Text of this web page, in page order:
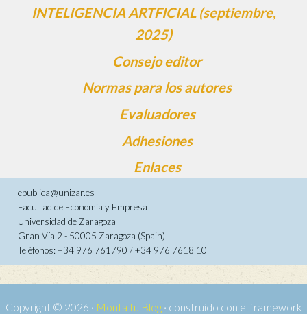
INTELIGENCIA ARTFICIAL (septiembre,
2025)
Consejo editor
Normas para los autores
Evaluadores
Adhesiones
Enlaces
epublica@unizar.es
Facultad de Economía y Empresa
Universidad de Zaragoza
Gran Vía 2 - 50005 Zaragoza (Spain)
Teléfonos: +34 976 761790 / +34 976 7618 10
Copyright © 2026 · Monta tu Blog· construido con el framework